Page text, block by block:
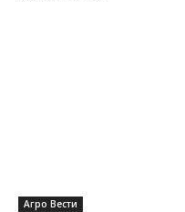
Агро Вести